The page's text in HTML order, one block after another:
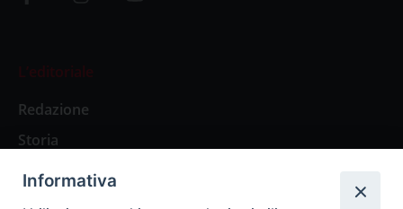
L’editoriale
Redazione
Storia
Informativa